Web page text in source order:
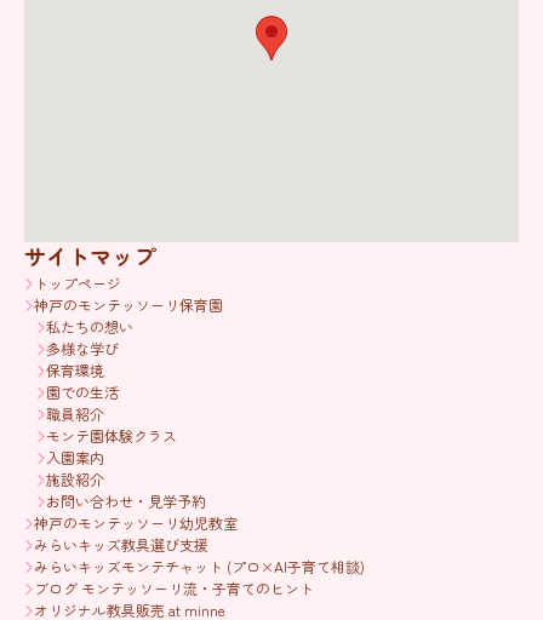
サイトマップ
トップページ
神戸のモンテッソーリ保育園
私たちの想い
多様な学び
保育環境
園での生活
職員紹介
モンテ園体験クラス
入園案内
施設紹介
お問い合わせ・見学予約
神戸のモンテッソーリ幼児教室
みらいキッズ教具選び支援
みらいキッズモンテチャット (プロ×AI子育て相談)
ブログ モンテッソーリ流・子育てのヒント
オリジナル教具販売 at minne